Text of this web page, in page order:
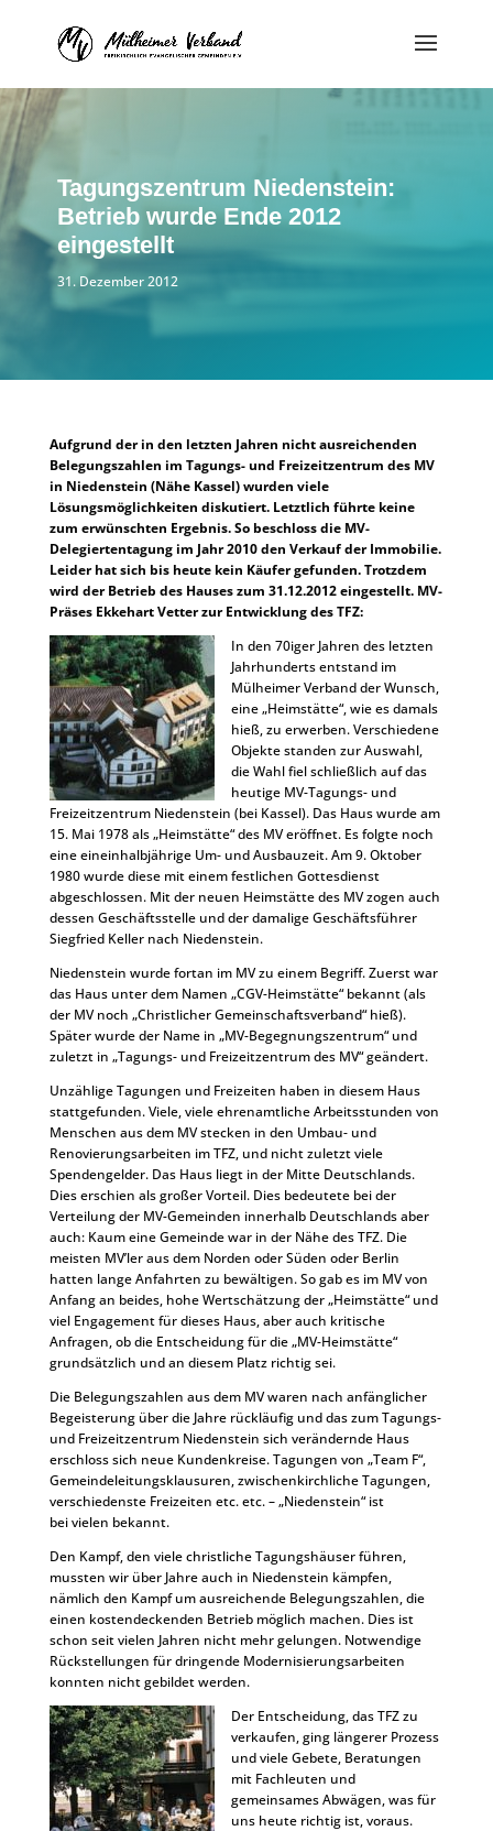
Tagungszentrum Niedenstein:
Betrieb wurde Ende 2012
eingestellt
31. Dezember 2012
Aufgrund der in den letzten Jahren nicht ausreichenden
Belegungszahlen im Tagungs- und Freizeitzentrum des MV
in Niedenstein (Nähe Kassel) wurden viele
Lösungsmöglichkeiten diskutiert. Letztlich führte keine
zum erwünschten Ergebnis. So beschloss die MV-
Delegiertentagung im Jahr 2010 den Verkauf der Immobilie.
Leider hat sich bis heute kein Käufer gefunden. Trotzdem
wird der Betrieb des Hauses zum 31.12.2012 eingestellt. MV-
Präses Ekkehart Vetter zur Entwicklung des TFZ:
In den 70iger Jahren des letzten
Jahrhunderts entstand im
Mülheimer Verband der Wunsch,
eine „Heimstätte“, wie es damals
hieß, zu erwerben. Verschiedene
Objekte standen zur Auswahl,
die Wahl fiel schließlich auf das
heutige MV-Tagungs- und
Freizeitzentrum Niedenstein (bei Kassel). Das Haus wurde am
15. Mai 1978 als „Heimstätte“ des MV eröffnet. Es folgte noch
eine eineinhalbjährige Um- und Ausbauzeit. Am 9. Oktober
1980 wurde diese mit einem festlichen Gottesdienst
abgeschlossen. Mit der neuen Heimstätte des MV zogen auch
dessen Geschäftsstelle und der damalige Geschäftsführer
Siegfried Keller nach Niedenstein.
Niedenstein wurde fortan im MV zu einem Begriff. Zuerst war
das Haus unter dem Namen „CGV-Heimstätte“ bekannt (als
der MV noch „Christlicher Gemeinschaftsverband“ hieß).
Später wurde der Name in „MV-Begegnungszentrum“ und
zuletzt in „Tagungs- und Freizeitzentrum des MV“ geändert.
Unzählige Tagungen und Freizeiten haben in diesem Haus
stattgefunden. Viele, viele ehrenamtliche Arbeitsstunden von
Menschen aus dem MV stecken in den Umbau- und
Renovierungsarbeiten im TFZ, und nicht zuletzt viele
Spendengelder. Das Haus liegt in der Mitte Deutschlands.
Dies erschien als großer Vorteil. Dies bedeutete bei der
Verteilung der MV-Gemeinden innerhalb Deutschlands aber
auch: Kaum eine Gemeinde war in der Nähe des TFZ. Die
meisten MV’ler aus dem Norden oder Süden oder Berlin
hatten lange Anfahrten zu bewältigen. So gab es im MV von
Anfang an beides, hohe Wertschätzung der „Heimstätte“ und
viel Engagement für dieses Haus, aber auch kritische
Anfragen, ob die Entscheidung für die „MV-Heimstätte“
grundsätzlich und an diesem Platz richtig sei.
Die Belegungszahlen aus dem MV waren nach anfänglicher
Begeisterung über die Jahre rückläufig und das zum Tagungs-
und Freizeitzentrum Niedenstein sich verändernde Haus
erschloss sich neue Kundenkreise. Tagungen von „Team F“,
Gemeindeleitungsklausuren, zwischenkirchliche Tagungen,
verschiedenste Freizeiten etc. etc. – „Niedenstein“ ist
bei vielen bekannt.
Den Kampf, den viele christliche Tagungshäuser führen,
mussten wir über Jahre auch in Niedenstein kämpfen,
nämlich den Kampf um ausreichende Belegungszahlen, die
einen kostendeckenden Betrieb möglich machen. Dies ist
schon seit vielen Jahren nicht mehr gelungen. Notwendige
Rückstellungen für dringende Modernisierungsarbeiten
konnten nicht gebildet werden.
Der Entscheidung, das TFZ zu
verkaufen, ging längerer Prozess
und viele Gebete, Beratungen
mit Fachleuten und
gemeinsames Abwägen, was für
uns heute richtig ist, voraus.